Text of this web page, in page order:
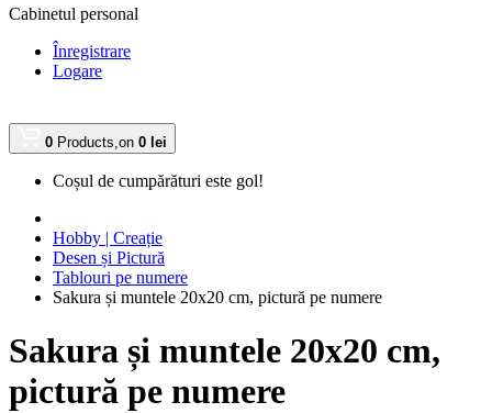
Cabinetul personal
Înregistrare
Logare
0 Products,on 0 lei
Coșul de cumpărături este gol!
Hobby | Creație
Desen și Pictură
Tablouri pe numere
Sakura și muntele 20х20 cm, pictură pe numere
Sakura și muntele 20х20 cm,
pictură pe numere